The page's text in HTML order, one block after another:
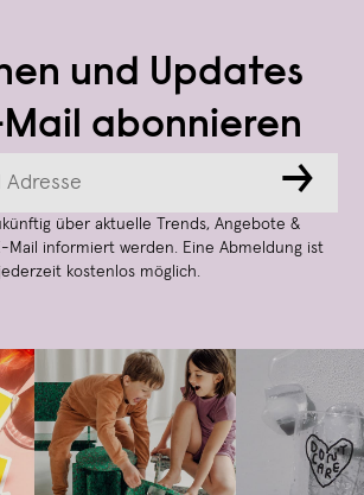
und Updates
abonnieren
→
über aktuelle Trends, Angebote &
Mail informiert werden. Eine Abmeldung ist
jederzeit kostenlos möglich.